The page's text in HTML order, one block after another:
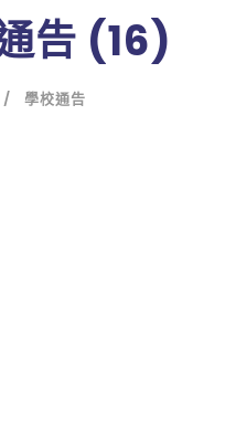
告 (16)
學校通告